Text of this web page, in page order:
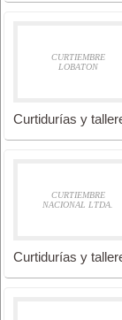
CURTIEMBRE
LOBATON
Curtidurías y
CURTIEMBRE
NACIONAL LTDA.
Curtidurías y